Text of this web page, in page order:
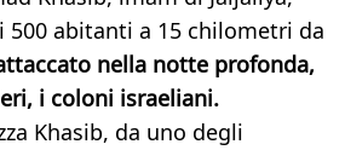
500 abitanti a 15 chilometri da
nella notte profonda,
i coloni israeliani.
Khasib, da uno degli